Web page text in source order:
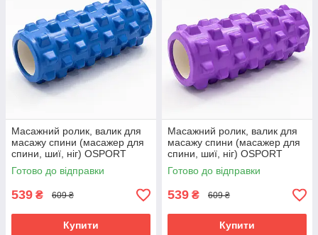
Масажний ролик, валик для
масажу спини (масажер для
спини, шиї, ніг) OSPORT
33*14см (MS 0857-9) Синій
Готово до відправки
539 ₴ 609 ₴
Купити
Масажний ролик, валик для
масажу спини (масажер для
спини, шиї, ніг) OSPORT
33*14см (MS 0857-9)
Фіолетовий
Готово до відправки
539 ₴ 609 ₴
Купити